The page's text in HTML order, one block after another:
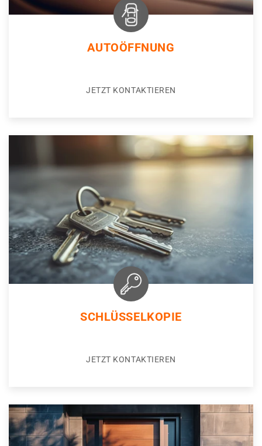
AUTOÖFFNUNG
JETZT KONTAKTIEREN
SCHLÜSSELKOPIE
JETZT KONTAKTIEREN